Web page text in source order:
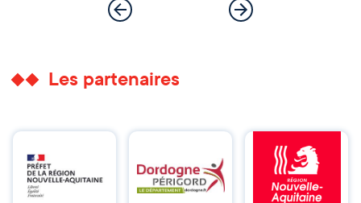
Les partenaires